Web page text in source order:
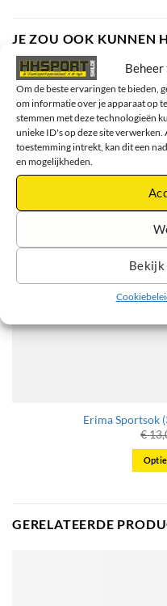
Om de beste ervaringen te bieden,
om informatie over je apparaat op
stemmen met deze technologieën
unieke ID's op deze site verwerken.
toestemming intrekt, kan dit een
en mogelijkheden.
JE ZOU OOK KUNNEN
Erima Sportsok
€
GERELATEERDE